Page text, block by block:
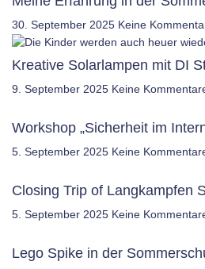
30. September 2025 Keine
Kreative Solarlampen mit DI
9. September 2025 Keine
Workshop „Sicherheit im
5. September 2025 Keine
Closing Trip of Langkampfen
5. September 2025 Keine
Lego Spike in der